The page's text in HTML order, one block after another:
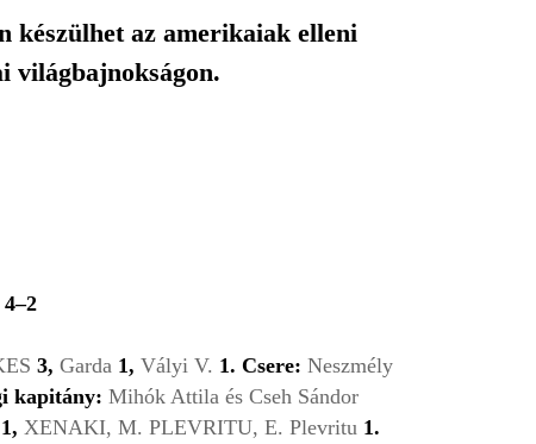
készülhet az amerikaiak elleni
világbajnokságon.
3, Garda 1, Vályi V. 1. Csere: Neszmély
kapitány: Mihók Attila és Cseh Sándor
1, XENAKI, M. PLEVRITU, E. Plevritu 1.